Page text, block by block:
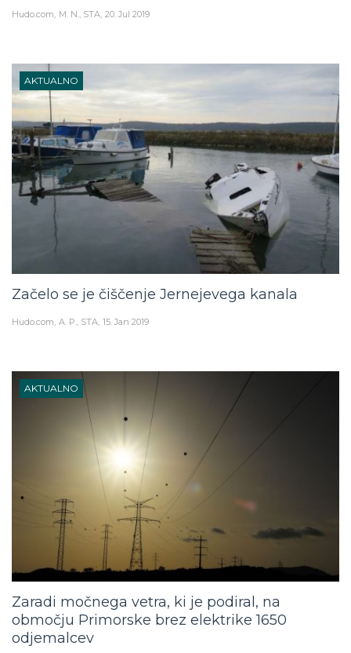
Hudo.com M. N., STA 20. Jul 2019
AKTUALNO
Začelo se je čiščenje Jernejevega kanala
Hudo.com A. P., STA 15. Jan 2019
AKTUALNO
Zaradi močnega vetra, ki je podiral, na
območju Primorske brez elektrike 1650
odjemalcev